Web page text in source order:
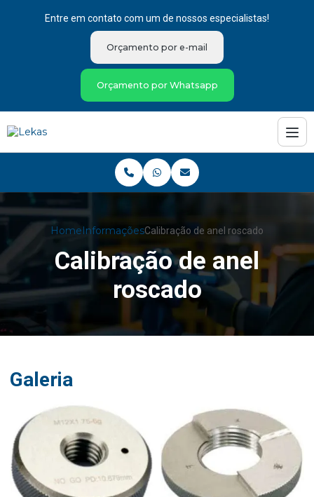
Entre em contato com um de nossos especialistas!
Orçamento por e-mail
Orçamento por Whatsapp
HomeInformaçõesCalibração de anel roscado
Calibração de anel
roscado
Galeria